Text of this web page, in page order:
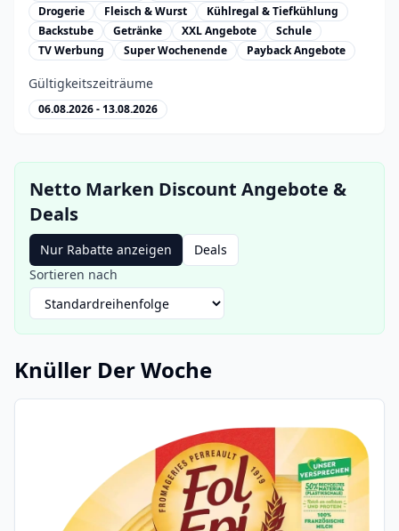
Drogerie
Fleisch & Wurst
Kühlregal & Tiefkühlung
Backstube
Getränke XXL Angebote
Schule
TV Werbung
Super Wochenende Payback Angebote
Gültigkeitszeiträume
06.08.2026 - 13.08.2026
Netto Marken Discount Angebote &
Deals
Nur Rabatte anzeigen
Deals
Sortieren nach
Knüller Der Woche